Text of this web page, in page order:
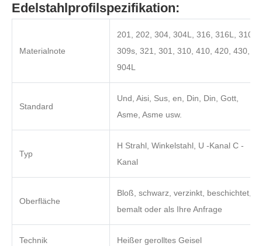
Edelstahlprofilspezifikation:
Materialnote
201, 202, 304, 304L, 316, 316L, 310s,
309s, 321, 301, 310, 410, 420, 430,
904L
Standard
Und, Aisi, Sus, en, Din, Din, Gott,
Asme, Asme usw.
Typ
H Strahl, Winkelstahl, U -Kanal C -
Kanal
Oberfläche
Bloß, schwarz, verzinkt, beschichtet,
bemalt oder als Ihre Anfrage
Technik Heißer gerolltes Geisel